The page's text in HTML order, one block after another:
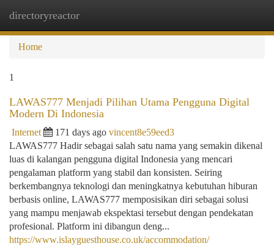
directoryreactor
Home
1
LAWAS777 Menjadi Pilihan Utama Pengguna Digital
Modern Di Indonesia
Internet 171 days ago vincent8e59eed3
LAWAS777 Hadir sebagai salah satu nama yang semakin dikenal
luas di kalangan pengguna digital Indonesia yang mencari
pengalaman platform yang stabil dan konsisten. Seiring
berkembangnya teknologi dan meningkatnya kebutuhan hiburan
berbasis online, LAWAS777 memposisikan diri sebagai solusi
yang mampu menjawab ekspektasi tersebut dengan pendekatan
profesional. Platform ini dibangun deng...
https://www.islayguesthouse.co.uk/accommodation/